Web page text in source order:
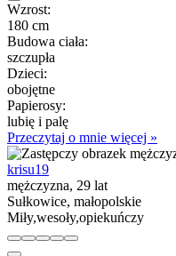
Wzrost:
180 cm
Budowa ciała:
szczupła
Dzieci:
obojętne
Papierosy:
lubię i palę
Przeczytaj o mnie więcej »
krisu19
mężczyzna, 29 lat
Sułkowice, małopolskie
Miły,wesoły,opiekuńczy